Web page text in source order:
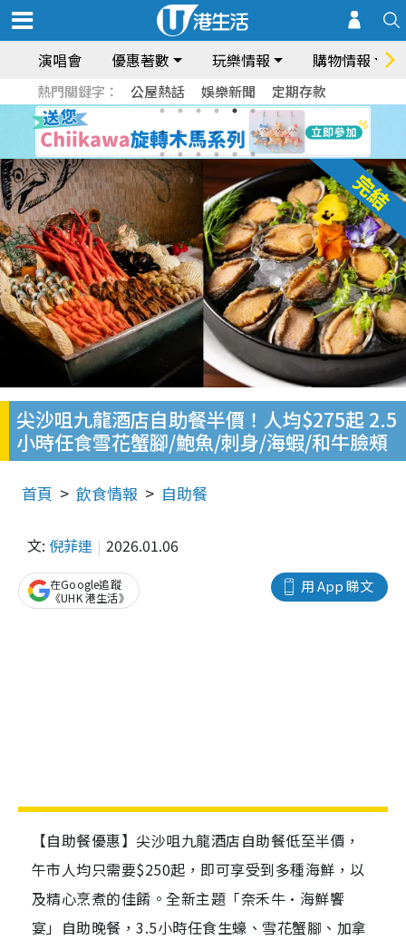
演唱會 優惠著數 玩樂情報 購物情報
熱門關鍵字： 公屋熱話 娛樂新聞 定期存款
尖沙咀九龍酒店自助餐半價！人均$275起 2.5
小時任食雪花蟹腳/鮑魚/刺身/海蝦/和牛臉頰
首頁 飲食情報 自助餐
文: 倪菲連 2026.01.06
用 App 睇文
在Google追蹤
《UHK 港生活》
【自助餐優惠】尖沙咀九龍酒店自助餐低至半價，
午市人均只需要$250起，即可享受到多種海鮮，以
及精心烹煮的佳餚。全新主題「奈禾牛·海鮮饗
宴」自助晚餐，3.5小時任食生蠔、雪花蟹腳、加拿